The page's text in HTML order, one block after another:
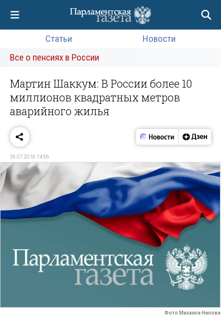
Статьи
Новости
Все о пенсиях в России
Мартин Шаккум: В России более 10
миллионов квадратных метров
аварийного жилья
26.07.2016 14:56
Фото Михаила Нилова